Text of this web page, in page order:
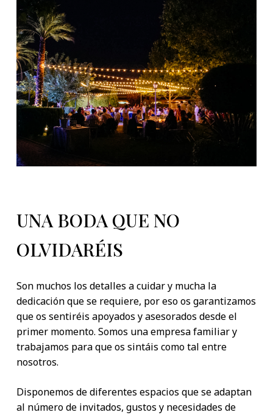
UNA BODA QUE NO
OLVIDARÉIS
Son muchos los detalles a cuidar y mucha la
dedicación que se requiere, por eso os garantizamos
que os sentiréis apoyados y asesorados desde el
primer momento. Somos una empresa familiar y
trabajamos para que os sintáis como tal entre
nosotros.
Disponemos de diferentes espacios que se adaptan
al número de invitados, gustos y necesidades de